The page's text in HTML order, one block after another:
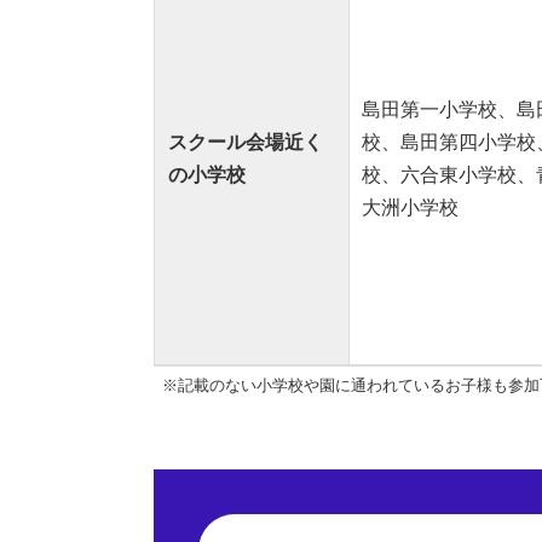
スクール会場近く
の小学校
島田第一小学校、
校、島田第四小学
校、六合東小学校
大洲小学校
※記載のない小学校や園に通われているお子様も参